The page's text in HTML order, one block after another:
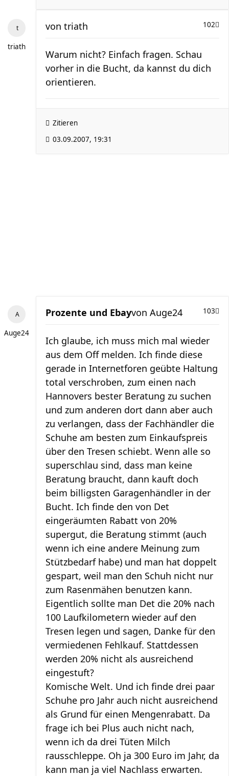
triath
102
von triath
Warum nicht? Einfach fragen. Schau
vorher in die Bucht, da kannst du dich
orientieren.
Zitieren
03.09.2007, 19:31
Auge24
Prozente und Ebay 103
von Auge24
Ich glaube, ich muss mich mal wieder
aus dem Off melden. Ich finde diese
gerade in Internetforen geübte Haltung
total verschroben, zum einen nach
Hannovers bester Beratung zu suchen
und zum anderen dort dann aber auch
zu verlangen, dass der Fachhändler die
Schuhe am besten zum Einkaufspreis
über den Tresen schiebt. Wenn alle so
superschlau sind, dass man keine
Beratung braucht, dann kauft doch
beim billigsten Garagenhändler in der
Bucht. Ich finde den von Det
eingeräumten Rabatt von 20%
supergut, die Beratung stimmt (auch
wenn ich eine andere Meinung zum
Stützbedarf habe) und man hat doppelt
gespart, weil man den Schuh nicht nur
zum Rasenmähen benutzen kann.
Eigentlich sollte man Det die 20% nach
100 Laufkilometern wieder auf den
Tresen legen und sagen, Danke für den
vermiedenen Fehlkauf. Stattdessen
werden 20% nicht als ausreichend
eingestuft?
Komische Welt. Und ich finde drei paar
Schuhe pro Jahr auch nicht ausreichend
als Grund für einen Mengenrabatt. Da
frage ich bei Plus auch nicht nach,
wenn ich da drei Tüten Milch
rausschleppe. Oh ja 300 Euro im Jahr, da
kann man ja viel Nachlass erwarten.